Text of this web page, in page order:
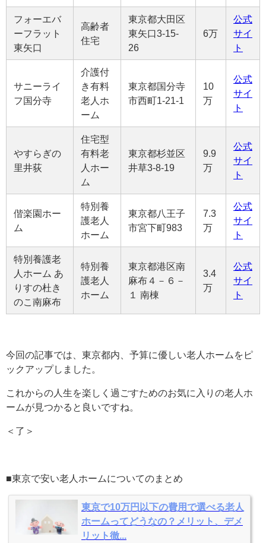
フォーエバ
ーフラット
東矢口
高齢者
住宅
東京都大田区
東矢口3-15-
26
6万
公式
サイ
ト
サニーライ
フ国分寺
介護付
き有料
老人ホ
ーム
東京都国分寺
市西町1-21-1
10
万
公式
サイ
ト
やすらぎの
里井荻
住宅型
有料老
人ホー
ム
東京都杉並区
井草3-8-19
9.9
万
公式
サイ
ト
偕楽園ホー
ム
特別養
護老人
ホーム
東京都八王子
市宮下町983
7.3
万
公式
サイ
ト
特別養護老
人ホーム あ
りすの杜き
のこ南麻布
特別養
護老人
ホーム
東京都港区南
麻布４－６－
１ 南棟
3.4
万
公式
サイ
ト
今回の記事では、東京都内、予算に優しい老人ホームをピ
ックアップしました。
これからの人生を楽しく過ごすためのお気に入りの老人ホ
ームが見つかると良いですね。
＜了＞
■東京で安い老人ホームについてのまとめ
東京で10万円以下の費用で選べる老人
ホームってどうなの？メリット、デメ
リット徹...